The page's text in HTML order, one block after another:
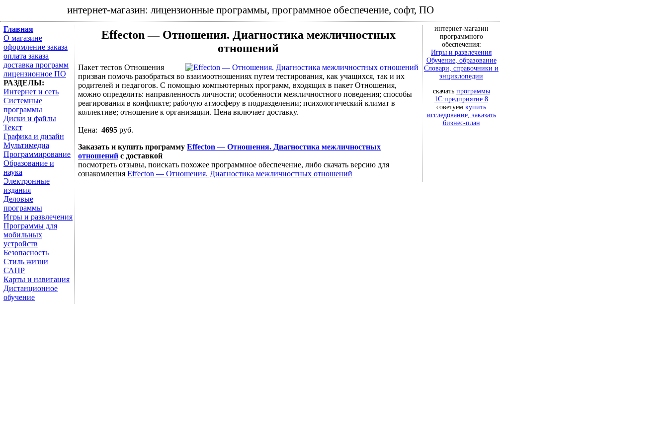
интернет-магазин: лицензионные программы, программное обеспечение, софт, ПО
Главная
О магазине
оформление заказа
оплата заказа
доставка программ
лицензионное ПО
РАЗДЕЛЫ:
Интернет и сеть
Системные
программы
Диски и файлы
Текст
Графика и дизайн
Мультимедиа
Программирование
Образование и
наука
Электронные
издания
Деловые
программы
Игры и развлечения
Программы для
мобильных
устройств
Безопасность
Стиль жизни
САПР
Карты и навигация
Дистанционное
обучение
Effecton — Отношения. Диагностика межличностных
отношений
Пакет тестов Отношения
призван помочь разобраться во взаимоотношениях путем тестирования, как учащихся, так и их
родителей и педагогов. С помощью компьютерных программ, входящих в пакет Отношения,
можно определить: направленность личности; особенности межличностного поведения; способы
реагирования в конфликте; рабочую атмосферу в подразделении; психологический климат в
коллективе; отношение к организации. Цена включает доставку.
Цена: 4695 руб.
Заказать и купить программу Effecton — Отношения. Диагностика межличностных
отношений с доставкой
посмотреть отзывы, поискать похожее программное обеспечение, либо скачать версию для
ознакомления Effecton — Отношения. Диагностика межличностных отношений
интернет-магазин
программного
обеспечения:
Игры и развлечения
Обучение, образование
Словари, справочники и
энциклопедии
скачать программы
1С:предприятие 8
советуем купить
исследование, заказать
бизнес-план